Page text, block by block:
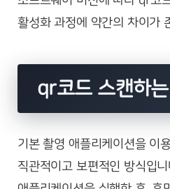
활성화 과정에 약간의 차이가
qr코드 스캔하
기본 촬영 애플리케이션을 이
직관적이고 보편적인 방식입